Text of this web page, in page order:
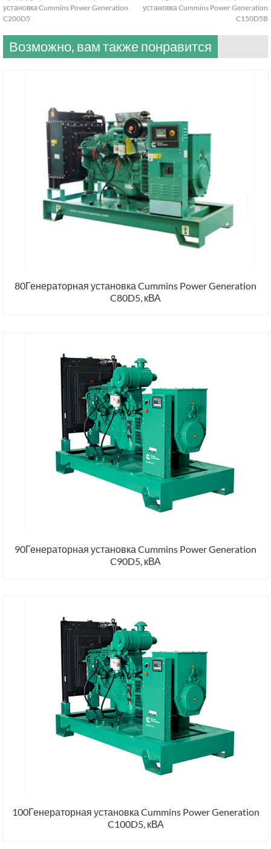
установка Cummins Power Generation
C200D5
установка Cummins Power Generation
C150D5B
Возможно, вам также понравится
80Генераторная установка Cummins Power Generation
C80D5, кВА
90Генераторная установка Cummins Power Generation
C90D5, кВА
100Генераторная установка Cummins Power Generation
C100D5, кВА